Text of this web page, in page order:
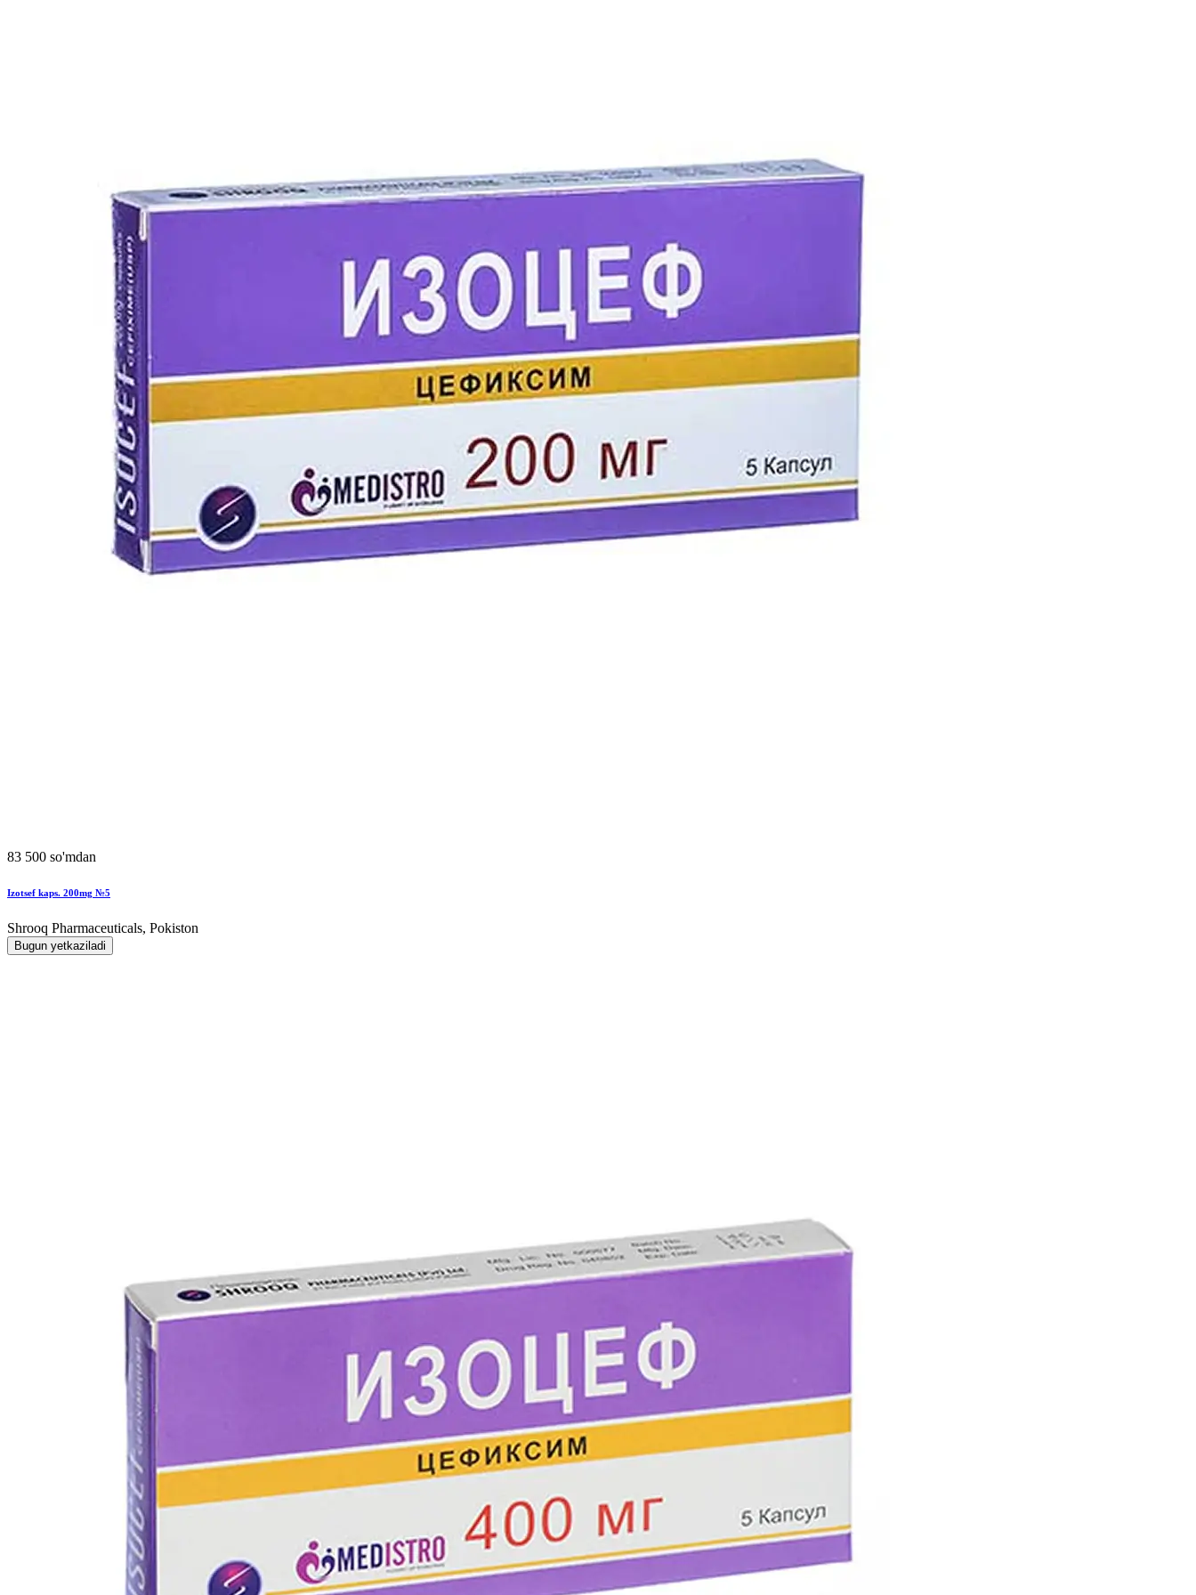
83 500 so'mdan
Izotsef kaps. 200mg №5
Shrooq Pharmaceuticals, Pokiston
Bugun yetkaziladi